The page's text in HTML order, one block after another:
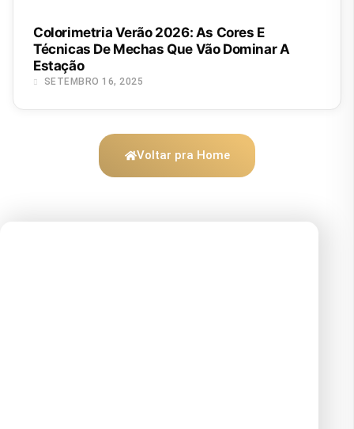
Colorimetria Verão 2026: As Cores E
Técnicas De Mechas Que Vão Dominar A
Estação
SETEMBRO 16, 2025
Voltar pra Home